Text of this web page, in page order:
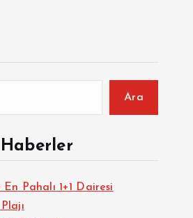
Ara
Haberler
En Pahalı 1+1 Dairesi